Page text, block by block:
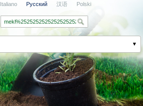
Italiano Русский 汉语 Polski